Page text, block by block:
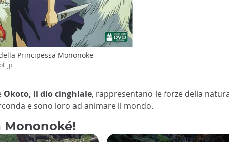
Principessa Mononoke
Okoto, il dio cinghiale, rappresentano le forze della
e sono loro ad animare il mondo.
Mononoké!